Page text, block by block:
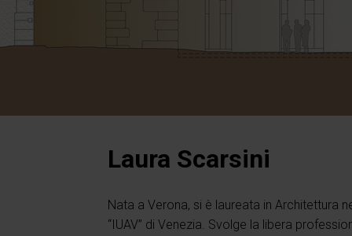
Laura Scarsini
Nata a Verona, si è laureata in Architettura
“IUAV” di Venezia. Svolge la libera